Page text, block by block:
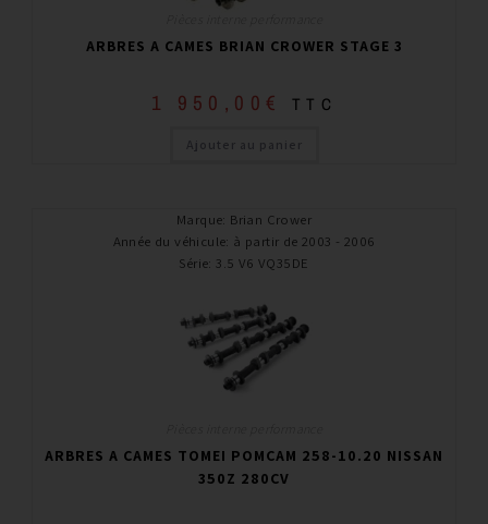
ARBRES A CAMES BRIAN CROWER STAGE 3
1 950,00 € TTC
Ajouter au panier
Marque: Brian Crower
Année du véhicule: à partir de 2003 - 2006
Série: 3.5 V6 VQ35DE
ARBRES A CAMES TOMEI POMCAM 258-10.20 NISSAN
350Z 280CV